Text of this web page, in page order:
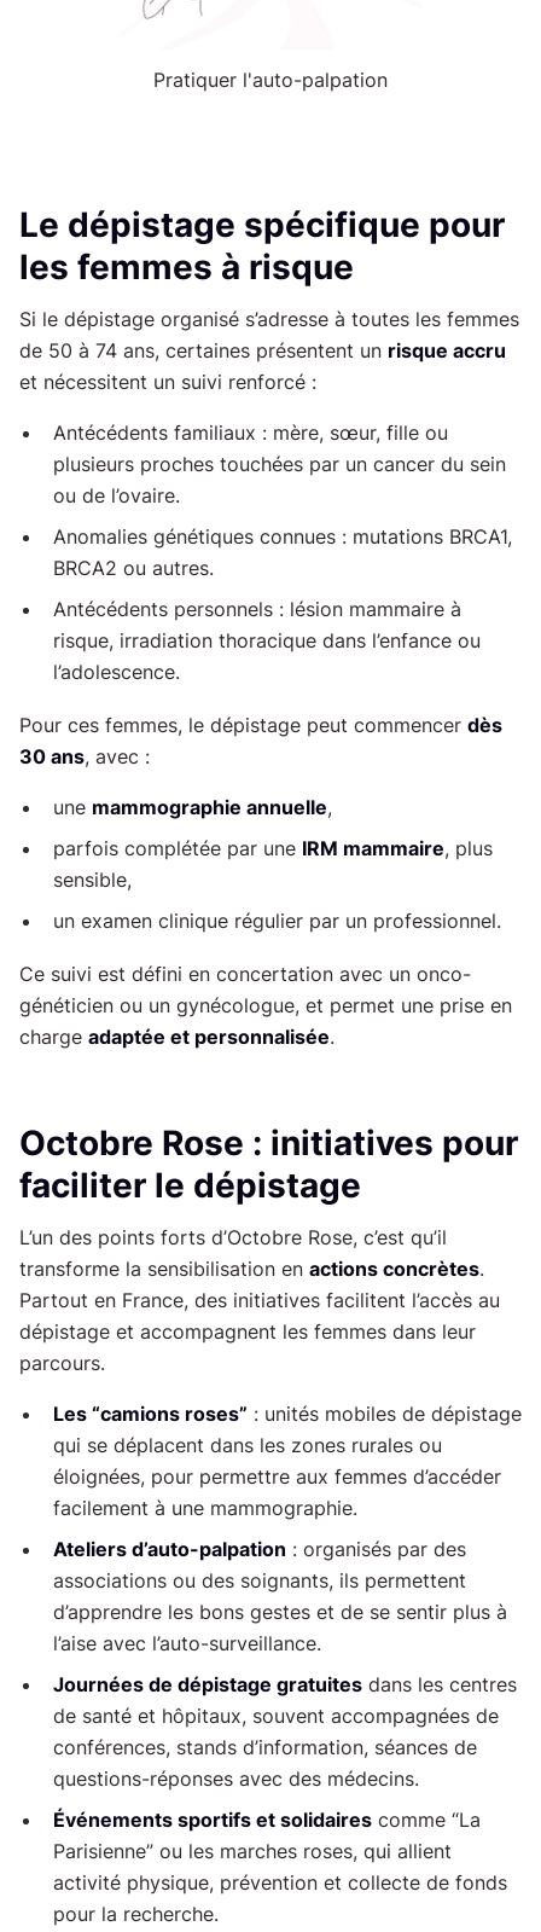
Pratiquer l'auto-palpation
Le dépistage spécifique pour
les femmes à risque
Si le dépistage organisé s’adresse à toutes les femmes
de 50 à 74 ans, certaines présentent un risque accru
et nécessitent un suivi renforcé :
Antécédents familiaux : mère, sœur, fille ou
plusieurs proches touchées par un cancer du sein
ou de l’ovaire.
Anomalies génétiques connues : mutations BRCA1,
BRCA2 ou autres.
Antécédents personnels : lésion mammaire à
risque, irradiation thoracique dans l’enfance ou
l’adolescence.
Pour ces femmes, le dépistage peut commencer dès
30 ans, avec :
une mammographie annuelle,
parfois complétée par une IRM mammaire, plus
sensible,
un examen clinique régulier par un professionnel.
Ce suivi est défini en concertation avec un onco-
généticien ou un gynécologue, et permet une prise en
charge adaptée et personnalisée.
Octobre Rose : initiatives pour
faciliter le dépistage
L’un des points forts d’Octobre Rose, c’est qu’il
transforme la sensibilisation en actions concrètes.
Partout en France, des initiatives facilitent l’accès au
dépistage et accompagnent les femmes dans leur
parcours.
Les “camions roses” : unités mobiles de dépistage
qui se déplacent dans les zones rurales ou
éloignées, pour permettre aux femmes d’accéder
facilement à une mammographie.
Ateliers d’auto-palpation : organisés par des
associations ou des soignants, ils permettent
d’apprendre les bons gestes et de se sentir plus à
l’aise avec l’auto-surveillance.
Journées de dépistage gratuites dans les centres
de santé et hôpitaux, souvent accompagnées de
conférences, stands d’information, séances de
questions-réponses avec des médecins.
Événements sportifs et solidaires comme “La
Parisienne” ou les marches roses, qui allient
activité physique, prévention et collecte de fonds
pour la recherche.